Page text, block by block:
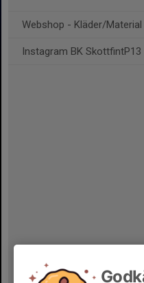
Webshop - Kläder/Material
Instagram BK SkottfintP13